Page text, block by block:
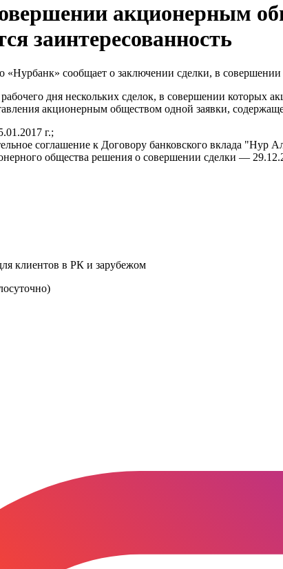
акционерным
заинтересованность
сообщает о заключении сделки, в совершении
дня нескольких сделок, в совершении которых
акционерным обществом одной заявки,
г.;
соглашение к Договору банковского вклада
общества решения о совершении сделки —
клиентов в РК и зарубежом